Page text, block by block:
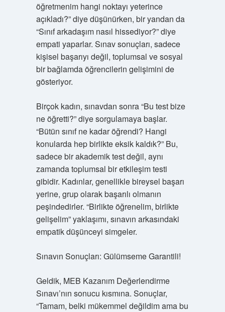
öğretmenim hangi noktayı yeterince
açıkladı?” diye düşünürken, bir yandan da
“Sınıf arkadaşım nasıl hissediyor?” diye
empati yaparlar. Sınav sonuçları, sadece
kişisel başarıyı değil, toplumsal ve sosyal
bir bağlamda öğrencilerin gelişimini de
gösteriyor.
Birçok kadın, sınavdan sonra “Bu test bize
ne öğretti?” diye sorgulamaya başlar.
“Bütün sınıf ne kadar öğrendi? Hangi
konularda hep birlikte eksik kaldık?” Bu,
sadece bir akademik test değil, aynı
zamanda toplumsal bir etkileşim testi
gibidir. Kadınlar, genellikle bireysel başarı
yerine, grup olarak başarılı olmanın
peşindedirler. “Birlikte öğrenelim, birlikte
gelişelim” yaklaşımı, sınavın arkasındaki
empatik düşünceyi simgeler.
Sınavın Sonuçları: Gülümseme Garantili!
Geldik, MEB Kazanım Değerlendirme
Sınavı’nın sonucu kısmına. Sonuçlar,
“Tamam, belki mükemmel değildim ama bu